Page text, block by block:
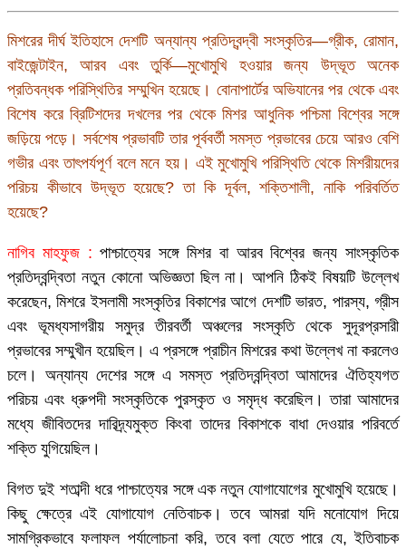
মিশরের দীর্ঘ ইতিহাসে দেশটি অন্যান্য প্রতিদ্বন্দ্বী সংস্কৃতির—গ্রীক, রোমান,
বাইজেন্টাইন, আরব এবং তুর্কি—মুখোমুখি হওয়ার জন্য উদ্ভূত অনেক
প্রতিবন্ধক পরিস্থিতির সম্মুখিন হয়েছে। বোনাপার্টের অভিযানের পর থেকে এবং
বিশেষ করে ব্রিটিশদের দখলের পর থেকে মিশর আধুনিক পশ্চিমা বিশ্বের সঙ্গে
জড়িয়ে পড়ে। সর্বশেষ প্রভাবটি তার পূর্ববর্তী সমস্ত প্রভাবের চেয়ে আরও বেশি
গভীর এবং তাৎপর্যপূর্ণ বলে মনে হয়। এই মুখোমুখি পরিস্থিতি থেকে মিশরীয়দের
পরিচয় কীভাবে উদ্ভূত হয়েছে? তা কি দূর্বল, শক্তিশালী, নাকি পরিবর্তিত
হয়েছে?
নাগিব মাহফুজ : পাশ্চাত্যের সঙ্গে মিশর বা আরব বিশ্বের জন্য সাংস্কৃতিক
প্রতিদ্বন্দ্বিতা নতুন কোনো অভিজ্ঞতা ছিল না। আপনি ঠিকই বিষয়টি উল্লেখ
করেছেন, মিশরে ইসলামী সংস্কৃতির বিকাশের আগে দেশটি ভারত, পারস্য, গ্রীস
এবং ভূমধ্যসাগরীয় সমুদ্র তীরবর্তী অঞ্চলের সংস্কৃতি থেকে সুদূরপ্রসারী
প্রভাবের সম্মুখীন হয়েছিল। এ প্রসঙ্গে প্রাচীন মিশরের কথা উল্লেখ না করলেও
চলে। অন্যান্য দেশের সঙ্গে এ সমস্ত প্রতিদ্বন্দ্বিতা আমাদের ঐতিহ্যগত
পরিচয় এবং ধ্রুপদী সংস্কৃতিকে পুরস্কৃত ও সমৃদ্ধ করেছিল। তারা আমাদের
মধ্যে জীবিতদের দারিদ্র্যমুক্ত কিংবা তাদের বিকাশকে বাধা দেওয়ার পরিবর্তে
শক্তি যুগিয়েছিল।
বিগত দুই শতাব্দী ধরে পাশ্চাত্যের সঙ্গে এক নতুন যোগাযোগের মুখোমুখি হয়েছে।
কিছু ক্ষেত্রে এই যোগাযোগ নেতিবাচক। তবে আমরা যদি মনোযোগ দিয়ে
সামগ্রিকভাবে ফলাফল পর্যালোচনা করি, তবে বলা যেতে পারে যে, ইতিবাচক